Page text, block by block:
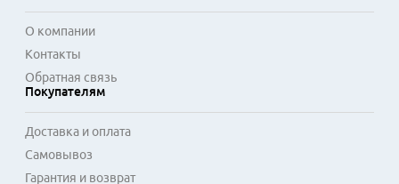
О компании
Контакты
Обратная связь
Покупателям
Доставка и оплата
Самовывоз
Гарантия и возврат